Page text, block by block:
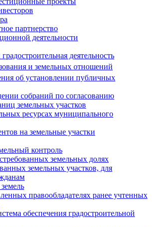
партнерство
деятельности
деятельность
и земельных отношений
об установлении публичных
собраний по согласованию
земельных участков
ресурсах муниципального
на земельные участки
контроль
земельных долях
земельных участков, для
правообладателях ранее учтенных
обеспечения градостроительной